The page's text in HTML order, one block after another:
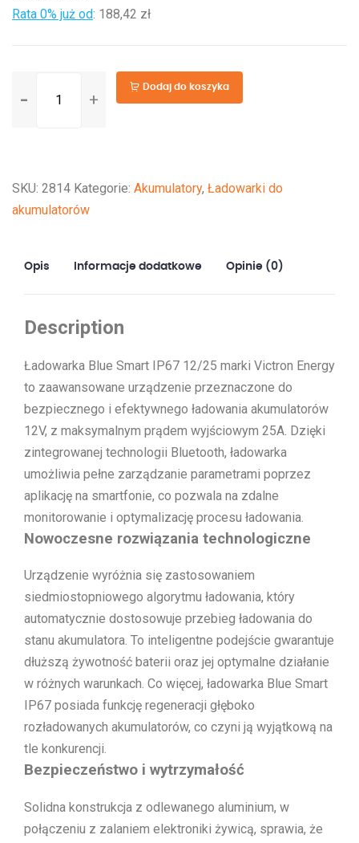
Rata 0% już od: 188,42 zł
Blue
12/25
(1)
Dodaj do koszyka
SKU: 2814 Kategorie: Akumulatory, Ładowarki do
akumulatorów
Opis Informacje dodatkowe Opinie (0)
Description
Ładowarka Blue Smart IP67 12/25 marki Victron Energy
to zaawansowane urządzenie przeznaczone do
bezpiecznego i efektywnego ładowania akumulatorów
12V, z maksymalnym prądem wyjściowym 25A. Dzięki
zintegrowanej technologii Bluetooth, ładowarka
umożliwia pełne zarządzanie parametrami poprzez
aplikację na smartfonie, co pozwala na zdalne
monitorowanie i optymalizację procesu ładowania.
Nowoczesne rozwiązania technologiczne
Urządzenie wyróżnia się zastosowaniem
siedmiostopniowego algorytmu ładowania, który
automatycznie dostosowuje przebieg ładowania do
stanu akumulatora. To inteligentne podejście gwarantuje
dłuższą żywotność baterii oraz jej optymalne działanie
w różnych warunkach. Co więcej, ładowarka Blue Smart
IP67 posiada funkcję regeneracji głęboko
rozładowanych akumulatorów, co czyni ją wyjątkową na
tle konkurencji.
Bezpieczeństwo i wytrzymałość
Solidna konstrukcja z odlewanego aluminium, w
połączeniu z zalaniem elektroniki żywicą, sprawia, że